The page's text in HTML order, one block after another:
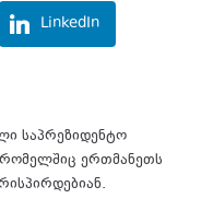
LinkedIn
საპრეზიდენტო
ერთმანეთს